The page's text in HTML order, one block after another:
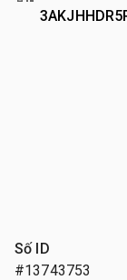
Số ID
#13743753